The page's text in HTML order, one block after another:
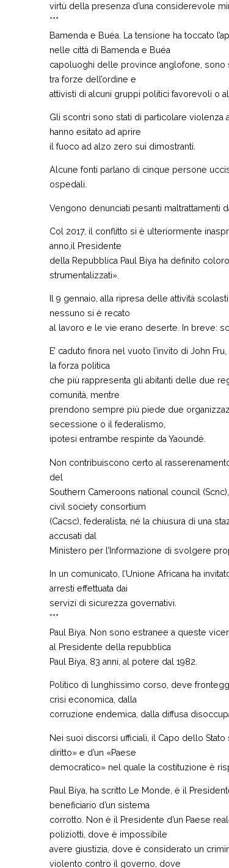
virtù della presenza d’una considerevole
***
Bamenda e Buéa. La tensione ha toccato
nelle città di Bamenda e Buéa
capoluoghi delle province anglofone, sono
tra forze dell’ordine e
attivisti di alcuni gruppi politici favorevoli o
Gli scontri sono stati di particolare violenza
hanno esitato ad aprire
il fuoco ad alzo zero sui dimostranti.
Alcune fonti parlano di cinque persone
ospedali.
Vengono denunciati pesanti maltrattamenti
Col 2017, il conflitto si è ulteriormente
anno,il Presidente
della Repubblica Paul Biya ha definito
strumentalizzati».
Il 9 gennaio, alla ripresa delle attività
nessuno si è recato
al lavoro e le vie erano deserte. In breve:
E’ caduto finora nel vuoto l’invito di John
la forza politica
che più rappresenta gli abitanti delle due
comunità, mentre
prendono sempre più piede due
secessione o il federalismo,
ipotesi entrambe respinte da Yaoundé.
Non contribuiscono certo al
del
Southern Cameroons national council
civil society consortium
(Cacsc), federalista, né la chiusura di una
accusati dal
Ministero per l’Informazione di svolgere
In un comunicato, l’Unione Africana ha
arresti effettuata dai
servizi di sicurezza governativi.
***
Paul Biya. Non sono estranee a queste
al Presidente della repubblica
Paul Biya, 83 anni, al potere dal 1982.
Politico di lunghissimo corso, deve
crisi economica, dalla
corruzione endemica, dalla diffusa
Nei suoi discorsi ufficiali, il Capo dello
diritto» e d’un «Paese
democratico» nel quale la costituzione è
Paul Biya, ha scritto Le Monde, è il
beneficiario d’un sistema
corrotto. Non è il Presidente d’un Paese
poliziotti, dove è impossibile
avere giustizia, dove è considerato un
violento contro il governo, dove